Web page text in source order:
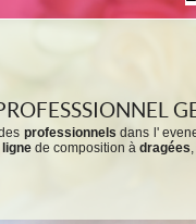
professionnels dans l'
ligne de composition à dragées